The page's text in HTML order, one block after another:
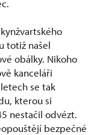
totiž našel
obálky. Nikoho
kanceláři
se tak
kterou si
nestačil odvézt.
bezpečné